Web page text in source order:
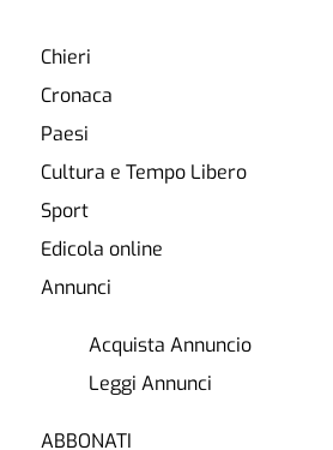
Chieri
Cronaca
Paesi
Cultura e Tempo Libero
Sport
Edicola online
Annunci
Acquista Annuncio
Leggi Annunci
ABBONATI